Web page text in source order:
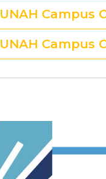
UNAH Campus
UNAH Campus